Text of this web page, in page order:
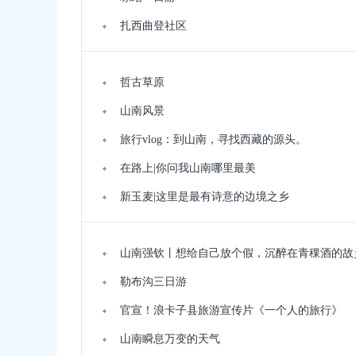
扎西曲登社区
哲古草原
山南风景
旅行vlog：到山南，寻找西藏的源头。
在路上|你问我山南哪里最美
新玉麦|这里是最有诗意的边境之乡
山南强钦丨想给自己放个假，沉醉在青稞酒的故
勒布沟三日游
官宣！浪卡子县旅游宣传片《一个人的旅行》
山南瞬息万变的天气